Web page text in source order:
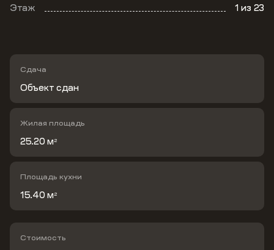
Этаж 1из 23
Сдача
Объект сдан
Жилая площадь
25.20 м 2
Площадь кухни
15.40 м 2
Стоимость